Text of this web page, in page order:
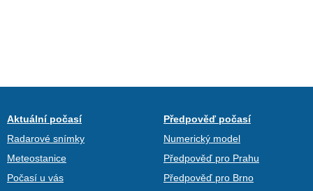
Aktuální počasí
Radarové snímky
Meteostanice
Počasí u vás
Předpověď počasí
Numerický model
Předpověď pro Prahu
Předpověď pro Brno